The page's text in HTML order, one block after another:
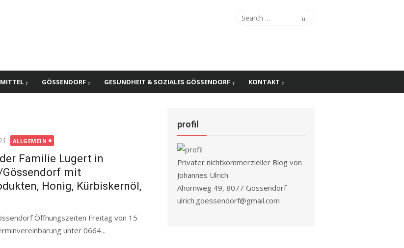
Search
Search
GÖSSENDORF GESUNDHEIT & SOZIALES GÖSSENDORF KONTAKT
ALLGEMEIN
Familie Lugert in
mit
Honig, Kürbiskernöl,
Öffnungszeiten Freitag von 15
unter 0664...
profil
Privater nichtkommerzieller Blog von
Johannes Ulrich
Ahornweg 49, 8077 Gössendorf
ulrich.goessendorf@gmail.com